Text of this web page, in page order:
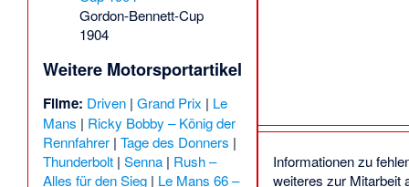
Gordon-Bennett-Cup
1904
Weitere Motorsportartikel
Filme: Driven| Grand Prix | Le
Mans | Ricky Bobby – König der
Rennfahrer| Tage des Donners |
Thunderbolt| Senna| Rush –
Alles für den Sieg| Le Mans 66 –
Informationen zu
weiteres zur Mitarbeit